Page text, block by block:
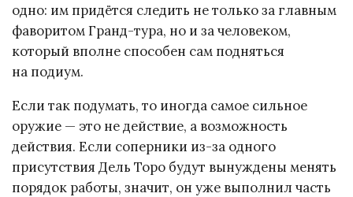
одно: им придётся следить не только за главным
фаворитом Гранд-тура, но и за человеком,
который вполне способен сам подняться
на подиум.
Если так подумать, то иногда самое сильное
оружие — это не действие, а возможность
действия. Если соперники из-за одного
присутствия Дель Торо будут вынуждены менять
порядок работы, значит, он уже выполнил часть